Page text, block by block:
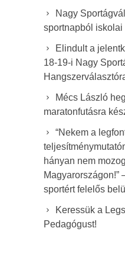
Nagy
sportnapból iskolai
Elindult a
18-19-i Nagy
Mécs László
maratonfutásra
“Nekem a
hányan nem
Magyarországon!”
sportért felelős
Keressük a
Pedagógust!